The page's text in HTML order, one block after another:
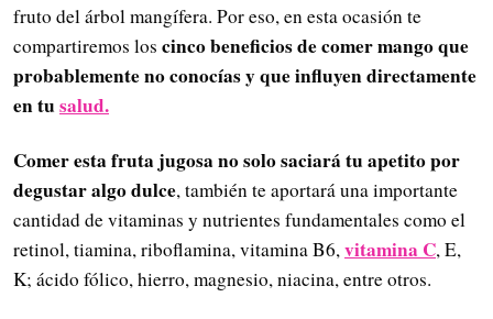
fruto del árbol mangífera. Por eso, en esta ocasión te
compartiremos los cinco beneficios de comer mango que
probablemente no conocías y que influyen directamente
en tusalud.
Comer esta fruta jugosa no solo saciará tu apetito por
degustar algo dulce, también te aportará una importante
cantidad de vitaminas y nutrientes fundamentales como el
retinol, tiamina, riboflamina, vitamina B6,vitamina C, E,
K; ácido fólico, hierro, magnesio, niacina, entre otros.